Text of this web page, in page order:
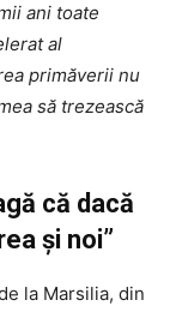
ani toate
al
primăverii nu
să trezească
că dacă
și noi”
la Marsilia, din